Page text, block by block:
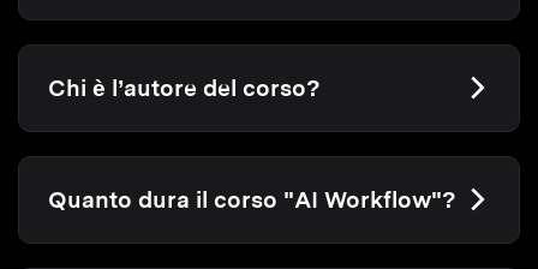
Chi è l’autore del corso?
Quanto dura il corso "AI Workflow"?